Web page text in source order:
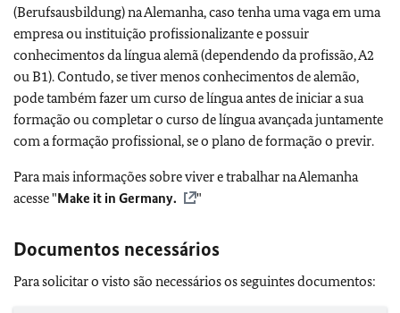
(Berufsausbildung) na Alemanha, caso tenha uma vaga em uma
empresa ou instituição profissionalizante e possuir
conhecimentos da língua alemã (dependendo da profissão, A2
ou B1). Contudo, se tiver menos conhecimentos de alemão,
pode também fazer um curso de língua antes de iniciar a sua
formação ou completar o curso de língua avançada juntamente
com a formação profissional, se o plano de formação o previr.
Para mais informações sobre viver e trabalhar na Alemanha
acesse "Make it in Germany. "
Documentos necessários
Para solicitar o visto são necessários os seguintes documentos: